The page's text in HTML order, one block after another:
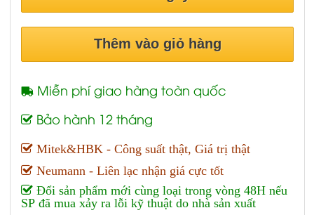
Thêm vào giỏ hàng
Miễn phí giao hàng toàn quốc
Bảo hành 12 tháng
Mitek&HBK - Công suất thật, Giá trị thật
Neumann - Liên lạc nhận giá cực tốt
Đổi sản phẩm mới cùng loại trong vòng 48H nếu
SP đã mua xảy ra lỗi kỹ thuật do nhà sản xuất